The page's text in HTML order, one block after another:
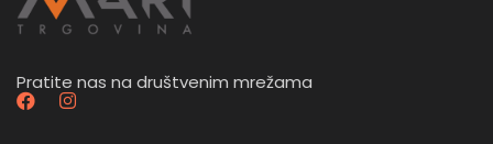
Pratite nas na društvenim mrežama